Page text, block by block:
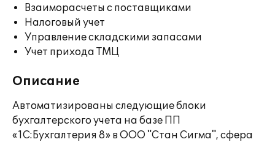
Взаиморасчеты с поставщиками
Налоговый учет
Управление складскими запасами
Учет прихода ТМЦ
Описание
Автоматизированы следующие блоки
бухгалтерского учета на базе ПП
«1С:Бухгалтерия 8» в ООО "Стан Сигма", сфера